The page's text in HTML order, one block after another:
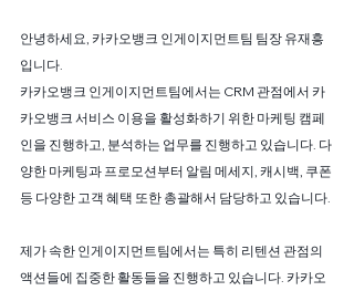
안녕하세요, 카카오뱅크 인게이지먼트팀 팀장 유재흥
입니다.
카카오뱅크 인게이지먼트팀에서는 CRM 관점에서 카
카오뱅크 서비스 이용을 활성화하기 위한 마케팅 캠페
인을 진행하고, 분석하는 업무를 진행하고 있습니다. 다
양한 마케팅과 프로모션부터 알림 메세지, 캐시백, 쿠폰
등 다양한 고객 혜택 또한 총괄해서 담당하고 있습니다.
제가 속한 인게이지먼트팀에서는 특히 리텐션 관점의
액션들에 집중한 활동들을 진행하고 있습니다. 카카오